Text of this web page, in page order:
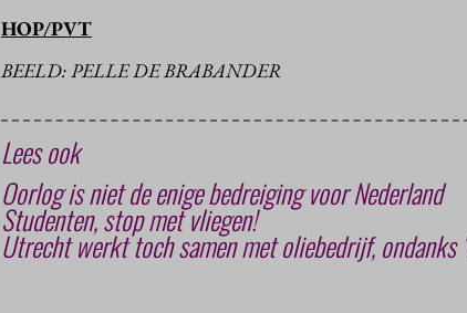
HOP/PVT
BEELD: PELLE DE BRABANDER
Lees ook
Oorlog is niet de enige bedreiging voor Nederland
Studenten, stop met vliegen!
Utrecht werkt toch samen met oliebedrijf, ondanks